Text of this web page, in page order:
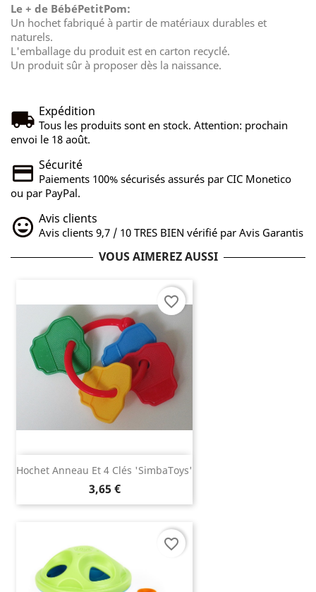
Le + de BébéPetitPom:
Un hochet fabriqué à partir de matériaux durables et
naturels.
L'emballage du produit est en carton recyclé.
Un produit sûr à proposer dès la naissance.
Expédition
Tous les produits sont en stock. Attention: prochain
envoi le 18 août.
Sécurité
Paiements 100% sécurisés assurés par CIC Monetico
ou par PayPal.
Avis clients
Avis clients 9,7 / 10 TRES BIEN vérifié par Avis Garantis
VOUS AIMEREZ AUSSI
Hochet Anneau Et 4 Clés 'SimbaToys'
3,65 €
favorite_border
favorite_border